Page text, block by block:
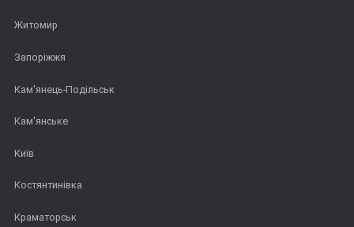
Житомир
Запоріжжя
Кам'янець-Подільськ
Кам'янське
Київ
Костянтинівка
Краматорськ